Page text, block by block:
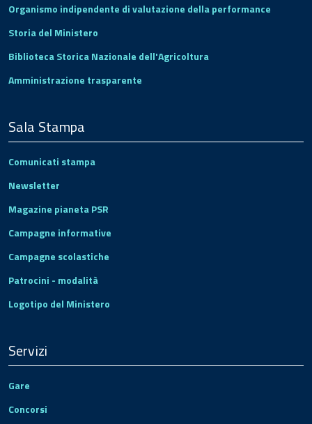
Organismo indipendente di valutazione della performance
Storia del Ministero
Biblioteca Storica Nazionale dell'Agricoltura
Amministrazione trasparente
Sala Stampa
Comunicati stampa
Newsletter
Magazine pianeta PSR
Campagne informative
Campagne scolastiche
Patrocini - modalità
Logotipo del Ministero
Servizi
Gare
Concorsi